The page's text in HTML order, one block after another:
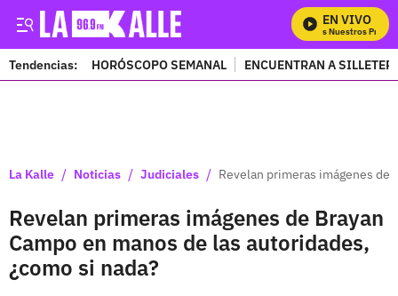
EN VIVO
Mira Todos Nuestros
Tendencias: HORÓSCOPO SEMANAL ENCUENTRAN A
La Kalle / Noticias / Judiciales / Revelan primeras imágenes de
Revelan primeras imágenes de Brayan
Campo en manos de las autoridades,
¿como si nada?